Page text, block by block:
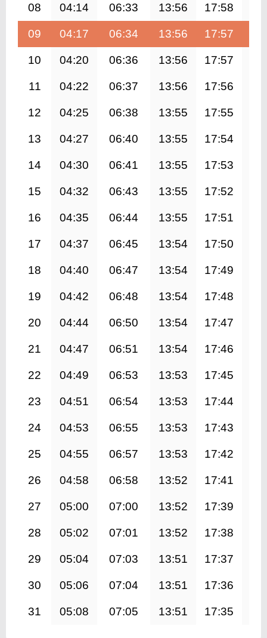
08 04:14 06:33 13:56 17:58
09 04:17 06:34 13:56 17:57
10 04:20 06:36 13:56 17:57
11 04:22 06:37 13:56 17:56
12 04:25 06:38 13:55 17:55
13 04:27 06:40 13:55 17:54
14 04:30 06:41 13:55 17:53
15 04:32 06:43 13:55 17:52
16 04:35 06:44 13:55 17:51
17 04:37 06:45 13:54 17:50
18 04:40 06:47 13:54 17:49
19 04:42 06:48 13:54 17:48
20 04:44 06:50 13:54 17:47
21 04:47 06:51 13:54 17:46
22 04:49 06:53 13:53 17:45
23 04:51 06:54 13:53 17:44
24 04:53 06:55 13:53 17:43
25 04:55 06:57 13:53 17:42
26 04:58 06:58 13:52 17:41
27 05:00 07:00 13:52 17:39
28 05:02 07:01 13:52 17:38
29 05:04 07:03 13:51 17:37
30 05:06 07:04 13:51 17:36
31 05:08 07:05 13:51 17:35